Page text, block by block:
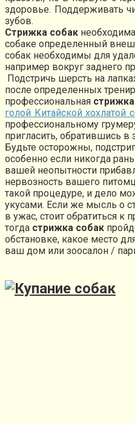
здоровье. Поддерживать
зубов.
Стрижка собак
собаке определенный
собак необходимы для
например вокруг заднего
Подстричь шерсть на
после определенных
профессиональная
голой Китайской хохлатой
профессиональному
пригласить, обратившись в
Будьте осторожны,
особенно если никогда
вашей неопытности
нервозность вашего
такой процедуре, и дело
укусами. Если же мысль о
в ужас, стоит обратиться к
тогда стрижка собак
обстановке, какое место
ваш дом или зоосалон /